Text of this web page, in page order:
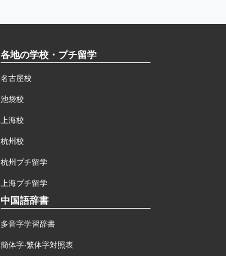
各地の学校・プチ留学
名古屋校
池袋校
上海校
杭州校
杭州プチ留学
上海プチ留学
中国語辞書
多音字学習辞書
簡体字·繁体字対照表